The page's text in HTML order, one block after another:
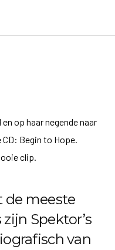
op haar negende naar
Begin to Hope.
clip.
de meeste
Spektor’s
van